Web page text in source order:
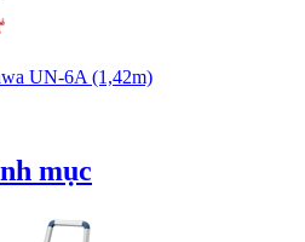
UN-6A (1,42m)
mục